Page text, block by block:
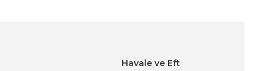
Havale ve Eft